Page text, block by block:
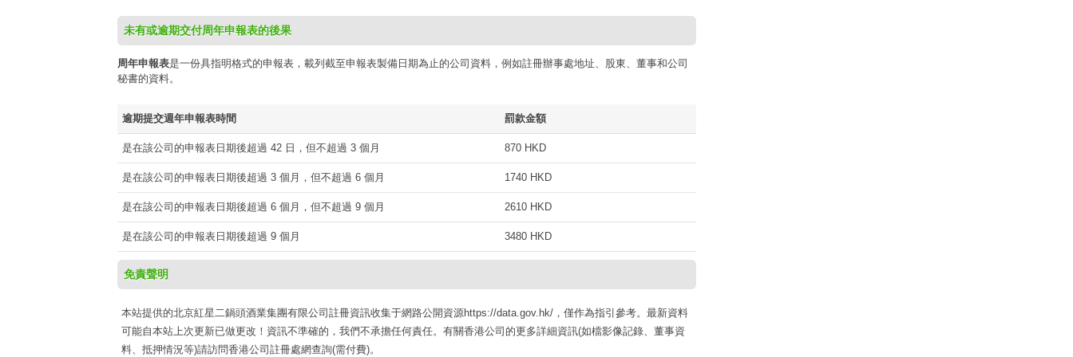
未有或逾期交付周年申報表的後果
周年申報表是一份具指明格式的申報表，載列截至申報表製備日期為止的公司資料，例如註冊辦事處地址、股東、董事和公司
秘書的資料。
逾期提交週年申報表時間 罰款金額
是在該公司的申報表日期後超過 42 日，但不超過 3 個月 870 HKD
是在該公司的申報表日期後超過 3 個月，但不超過 6 個月 1740 HKD
是在該公司的申報表日期後超過 6 個月，但不超過 9 個月 2610 HKD
是在該公司的申報表日期後超過 9 個月 3480 HKD
免責聲明
本站提供的北京紅星二鍋頭酒業集團有限公司註冊資訊收集于網路公開資源https://data.gov.hk/，僅作為指引參考。最新資料
可能自本站上次更新已做更改！資訊不準確的，我們不承擔任何責任。有關香港公司的更多詳細資訊(如檔影像記錄、董事資
料、抵押情況等)請訪問香港公司註冊處網查詢(需付費)。